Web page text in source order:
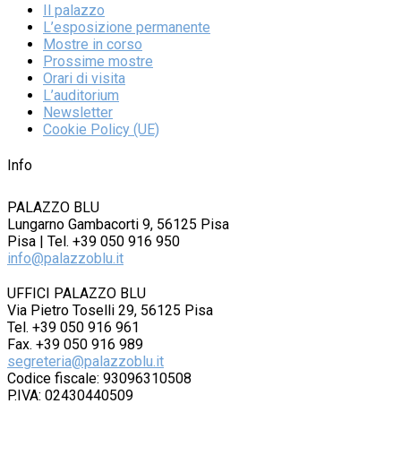
Il palazzo
L’esposizione permanente
Mostre in corso
Prossime mostre
Orari di visita
L’auditorium
Newsletter
Cookie Policy (UE)
Info
PALAZZO BLU
Lungarno Gambacorti 9, 56125 Pisa
Pisa | Tel. +39 050 916 950
info@palazzoblu.it
UFFICI PALAZZO BLU
Via Pietro Toselli 29, 56125 Pisa
Tel. +39 050 916 961
Fax. +39 050 916 989
segreteria@palazzoblu.it
Codice fiscale: 93096310508
P.IVA: 02430440509